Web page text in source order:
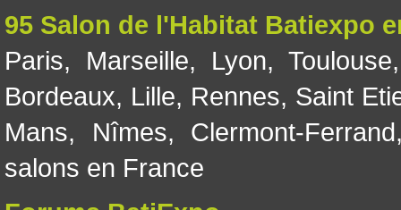
95 Salon de l'Habitat Batiexpo
Paris, Marseille, Lyon, Toulouse
Bordeaux, Lille, Rennes, Saint
Mans, Nîmes, Clermont-Ferrand
salons en France